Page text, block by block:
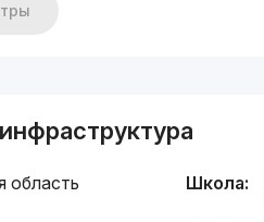
область
Школа: